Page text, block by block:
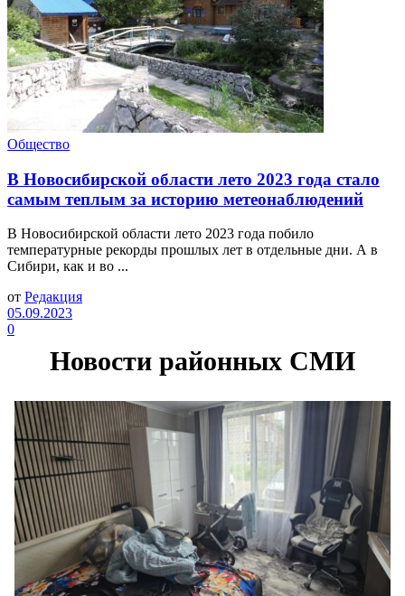
Общество
В Новосибирской области лето 2023 года стало
самым теплым за историю метеонаблюдений
В Новосибирской области лето 2023 года побило
температурные рекорды прошлых лет в отдельные дни. А в
Сибири, как и во ...
от Редакция
05.09.2023
0